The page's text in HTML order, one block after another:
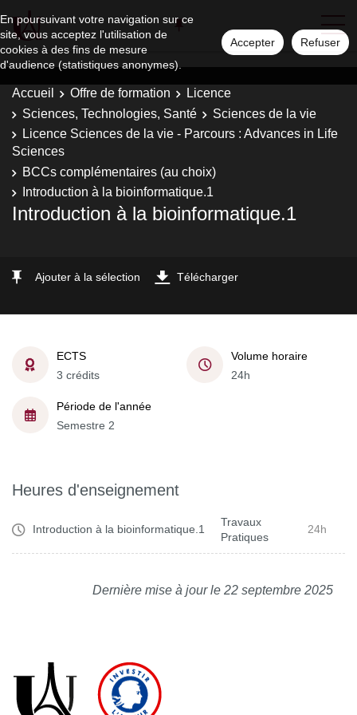
En poursuivant votre navigation sur ce
site, vous acceptez l'utilisation de
cookies à des fins de mesure
d'audience (statistiques anonymes).
Accepter Refuser
Accueil Offre de formation
Licence
Sciences, Technologies, Santé
Sciences de la vie
Licence Sciences de la vie - Parcours : Advances in Life
Sciences
BCCs complémentaires (au choix)
Introduction à la bioinformatique.1
Introduction à la bioinformatique.1
Ajouter à la sélection Télécharger
ECTS
3 crédits
Volume horaire
24h
Période de l'année
Semestre 2
Heures d'enseignement
Introduction à la bioinformatique.1
Travaux
Pratiques
24h
Dernière mise à jour le 22 septembre 2025